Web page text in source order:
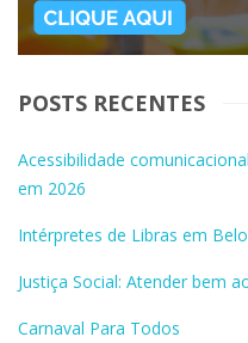
POSTS RECENTES
Acessibilidade
em 2026
Intérpretes de Libras em
Justiça Social: Atender bem
Carnaval Para Todos